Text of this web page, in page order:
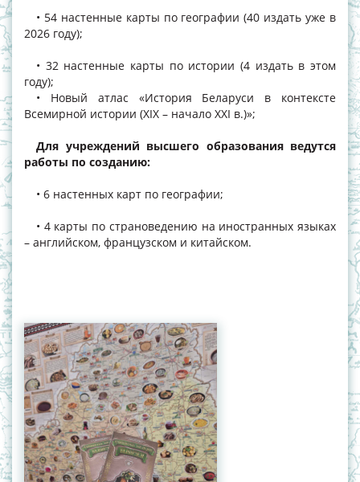
• 54 настенные карты по географии (40 издать уже в
2026 году);
• 32 настенные карты по истории (4 издать в этом
году);
• Новый атлас «История Беларуси в контексте
Всемирной истории (XIX – начало XXI в.)»;
Для учреждений высшего образования ведутся
работы по созданию:
• 6 настенных карт по географии;
• 4 карты по страноведению на иностранных языках
– английском, французском и китайском.